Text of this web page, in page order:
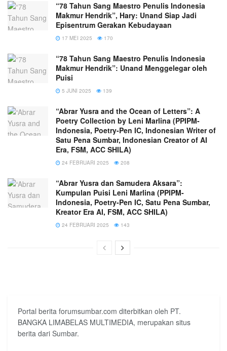
“78 Tahun Sang Maestro Penulis Indonesia
Makmur Hendrik”, Hary: Unand Siap Jadi
Episentrum Gerakan Kebudayaan
17 MEI 2025 170
“78 Tahun Sang Maestro Penulis Indonesia
Makmur Hendrik”: Unand Menggelegar oleh
Puisi
5 JUNI 2025 139
“Abrar Yusra and the Ocean of Letters”: A
Poetry Collection by Leni Marlina (PPIPM-
Indonesia, Poetry-Pen IC, Indonesian Writer of
Satu Pena Sumbar, Indonesian Creator of AI
Era, FSM, ACC SHILA)
24 FEBRUARI 2025 208
“Abrar Yusra dan Samudera Aksara”:
Kumpulan Puisi Leni Marlina (PPIPM-
Indonesia, Poetry-Pen IC, Satu Pena Sumbar,
Kreator Era AI, FSM, ACC SHILA)
24 FEBRUARI 2025 143
Portal berita forumsumbar.com diterbitkan oleh PT.
BANGKA LIMABELAS MULTIMEDIA, merupakan situs
berita dari Sumbar.